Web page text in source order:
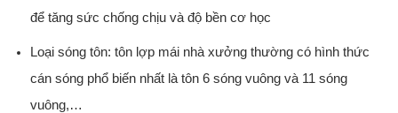
để tăng sức chống chịu và độ bền cơ học
Loại sóng tôn: tôn lợp mái nhà xưởng thường có hình thức
cán sóng phổ biến nhất là tôn 6 sóng vuông và 11 sóng
vuông,…